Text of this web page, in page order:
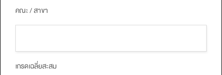
คณะ / สาขา
เกรดเฉลี่ยสะสม